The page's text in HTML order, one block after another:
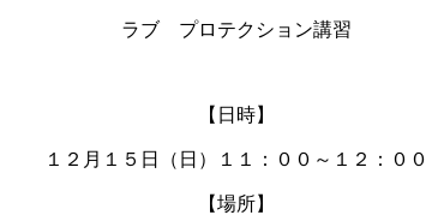
ラブ プロテクション講習
【日時】
１２月１５日（日）１１：００～１２：００
【場所】